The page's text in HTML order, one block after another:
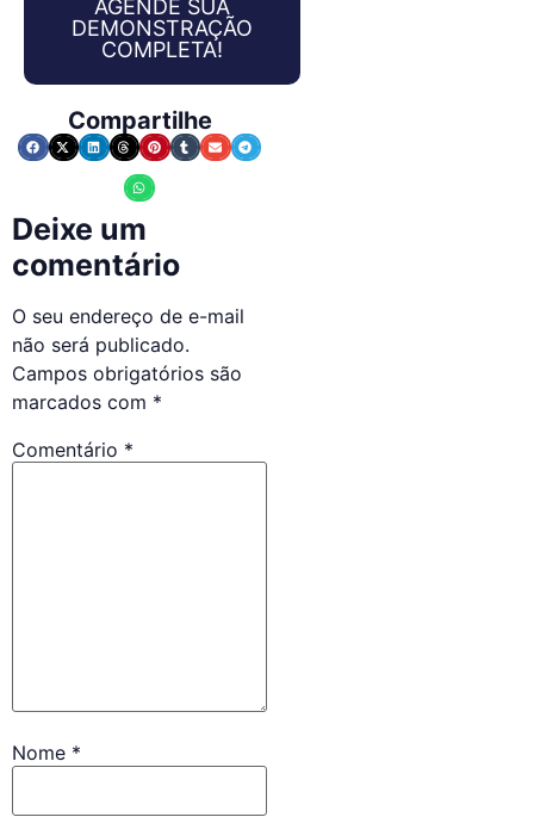
AGENDE SUA
DEMONSTRAÇÃO
COMPLETA!
Compartilhe
Deixe um
comentário
O seu endereço de e-mail
não será publicado.
Campos obrigatórios são
marcados com *
Comentário *
Nome *